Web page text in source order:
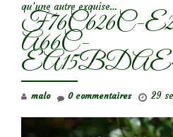
qu’une autre exquise…
F76C626C-
A66C-
malo 29
0 commentaires